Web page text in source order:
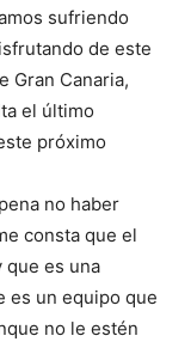
sufriendo
de este
Gran Canaria,
el último
próximo
no haber
consta que el
que es una
es un equipo que
no le estén